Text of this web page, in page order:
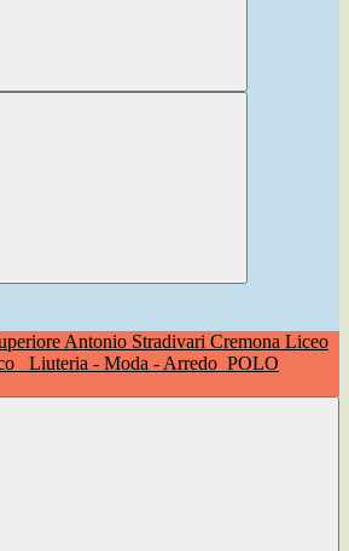
Liceo
Liuteria - Moda - Arredo POLO